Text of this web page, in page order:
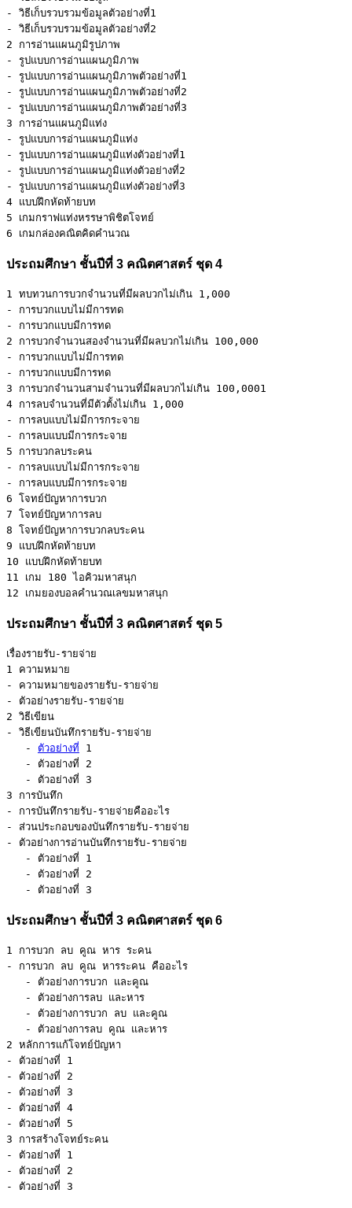
- วิธีเก็บรวบรวมข้อมูลตัวอย่างที่1
- วิธีเก็บรวบรวมข้อมูลตัวอย่างที่2
2 การอ่านแผนภูมิรูปภาพ
- รูปแบบการอ่านแผนภูมิภาพ
- รูปแบบการอ่านแผนภูมิภาพตัวอย่างที่1
- รูปแบบการอ่านแผนภูมิภาพตัวอย่างที่2
- รูปแบบการอ่านแผนภูมิภาพตัวอย่างที่3
3 การอ่านแผนภูมิแท่ง
- รูปแบบการอ่านแผนภูมิแท่ง
- รูปแบบการอ่านแผนภูมิแท่งตัวอย่างที่1
- รูปแบบการอ่านแผนภูมิแท่งตัวอย่างที่2
- รูปแบบการอ่านแผนภูมิแท่งตัวอย่างที่3
4 แบบฝึกหัดท้ายบท
5 เกมกราฟแท่งหรรษาพิชิตโจทย์
6 เกมกล่องคณิตคิดคำนวณ
ประถมศึกษา ชั้นปีที่ 3 คณิตศาสตร์ ชุด 4
1 ทบทวนการบวกจำนวนที่มีผลบวกไม่เกิน 1,000
- การบวกแบบไม่มีการทด
- การบวกแบบมีการทด
2 การบวกจำนวนสองจำนวนที่มีผลบวกไม่เกิน 100,000
- การบวกแบบไม่มีการทด
- การบวกแบบมีการทด
3 การบวกจำนวนสามจำนวนที่มีผลบวกไม่เกิน 100,0001
4 การลบจำนวนที่มีตัวตั้งไม่เกิน 1,000
- การลบแบบไม่มีการกระจาย
- การลบแบบมีการกระจาย
5 การบวกลบระคน
- การลบแบบไม่มีการกระจาย
- การลบแบบมีการกระจาย
6 โจทย์ปัญหาการบวก
7 โจทย์ปัญหาการลบ
8 โจทย์ปัญหาการบวกลบระคน
9 แบบฝึกหัดท้ายบท
10 แบบฝึกหัดท้ายบท
11 เกม 180 ไอคิวมหาสนุก
12 เกมยองบอลคำนวณเลขมหาสนุก
ประถมศึกษา ชั้นปีที่ 3 คณิตศาสตร์ ชุด 5
เรื่องรายรับ-รายจ่าย
1 ความหมาย
- ความหมายของรายรับ-รายจ่าย
- ตัวอย่างรายรับ-รายจ่าย
2 วิธีเขียน
- วิธีเขียนบันทึกรายรับ-รายจ่าย
- ตัวอย่างที่ 1
- ตัวอย่างที่ 2
- ตัวอย่างที่ 3
3 การบันทึก
- การบันทึกรายรับ-รายจ่ายคืออะไร
- ส่วนประกอบของบันทึกรายรับ-รายจ่าย
- ตัวอย่างการอ่านบันทึกรายรับ-รายจ่าย
- ตัวอย่างที่ 1
- ตัวอย่างที่ 2
- ตัวอย่างที่ 3
ประถมศึกษา ชั้นปีที่ 3 คณิตศาสตร์ ชุด 6
1 การบวก ลบ คูณ หาร ระคน
- การบวก ลบ คูณ หารระคน คืออะไร
- ตัวอย่างการบวก และคูณ
- ตัวอย่างการลบ และหาร
- ตัวอย่างการบวก ลบ และคูณ
- ตัวอย่างการลบ คูณ และหาร
2 หลักการแก้โจทย์ปัญหา
- ตัวอย่างที่ 1
- ตัวอย่างที่ 2
- ตัวอย่างที่ 3
- ตัวอย่างที่ 4
- ตัวอย่างที่ 5
3 การสร้างโจทย์ระคน
- ตัวอย่างที่ 1
- ตัวอย่างที่ 2